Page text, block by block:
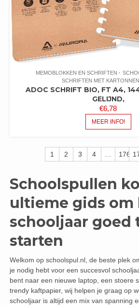
MEMOBLOKKEN EN SCHRIFTEN
SCHRIFTEN MET
ADOC SCHRIFT BIO, FT A4,
GELIJND,
€6,78
MEER INFO!
1 2 3 4 176
Schoolspullen
ultieme gids om
schooljaar goed
starten
Welkom op schoolspul.nl, de beste plek
je nodig hebt voor een succesvol
bent naar een nieuwe laptop, een stoere
trendy kaftpapier, wij helpen je graag op
schooljaar is altijd een mix van spanning